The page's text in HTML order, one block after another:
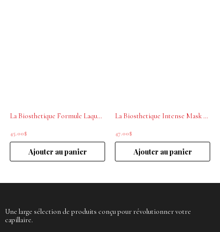
La Biosthetique Formule Laque grande tenue 300 ml
45.00$
Ajouter au panier
La Biosthetique Intense Mask Botanique pure nature 125 ml
47.00$
Ajouter au panier
Une large sélection de produits conçu pour révolutionner votre
capillaire.